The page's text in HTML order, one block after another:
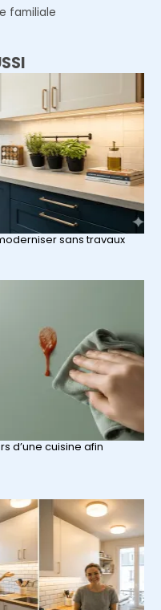
familiale
sans travaux
d’une cuisine afin